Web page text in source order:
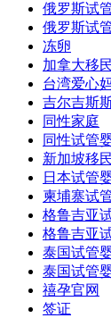
俄罗斯试
俄罗斯试
冻卵
加拿大移
台湾爱心
吉尔吉斯
同性家庭
同性试管
新加坡移
日本试管
柬埔寨试
格鲁吉亚
格鲁吉亚
泰国试管
泰国试管
禧孕官网
签证